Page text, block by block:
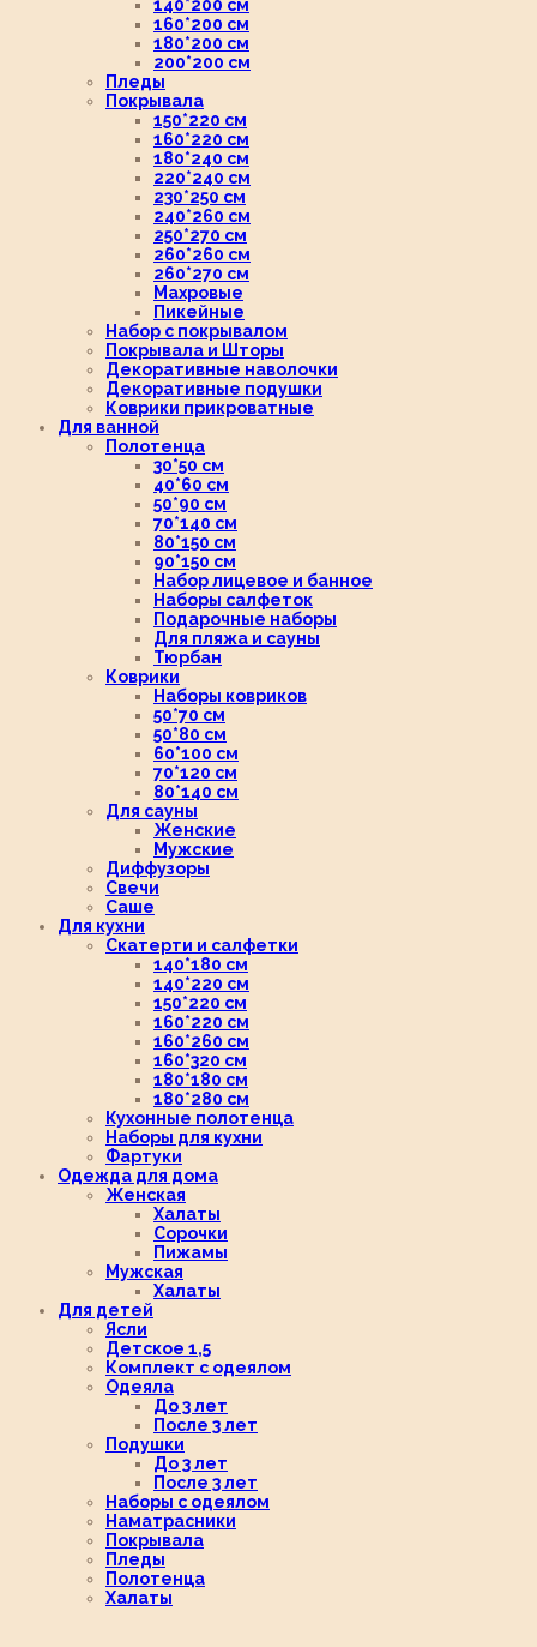
140*200 см
160*200 см
180*200 см
200*200 см
Пледы
Покрывала
150*220 см
160*220 см
180*240 см
220*240 см
230*250 см
240*260 см
250*270 см
260*260 см
260*270 см
Махровые
Пикейные
Набор с покрывалом
Покрывала и Шторы
Декоративные наволочки
Декоративные подушки
Коврики прикроватные
Для ванной
Полотенца
30*50 см
40*60 см
50*90 см
70*140 см
80*150 см
90*150 см
Набор лицевое и банное
Наборы салфеток
Подарочные наборы
Для пляжа и сауны
Тюрбан
Коврики
Наборы ковриков
50*70 см
50*80 см
60*100 см
70*120 см
80*140 см
Для сауны
Женские
Мужские
Диффузоры
Свечи
Саше
Для кухни
Скатерти и салфетки
140*180 см
140*220 см
150*220 см
160*220 см
160*260 см
160*320 см
180*180 см
180*280 см
Кухонные полотенца
Наборы для кухни
Фартуки
Одежда для дома
Женская
Халаты
Сорочки
Пижамы
Мужская
Халаты
Для детей
Ясли
Детское 1,5
Комплект с одеялом
Одеяла
До 3 лет
После 3 лет
Подушки
До 3 лет
После 3 лет
Наборы с одеялом
Наматрасники
Покрывала
Пледы
Полотенца
Халаты